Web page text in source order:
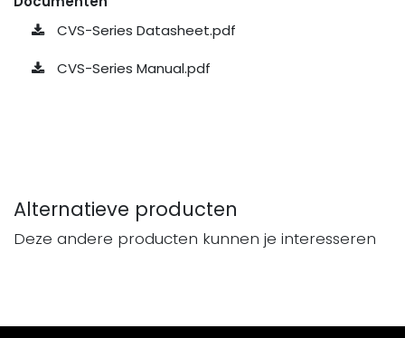
CVS-Series Datasheet.pdf
CVS-Series Manual.pdf
Alternatieve producten
Deze andere producten kunnen je interesseren